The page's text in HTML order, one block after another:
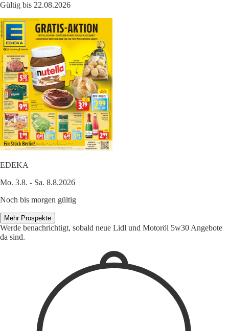
Gültig bis 22.08.2026
EDEKA
Mo. 3.8. - Sa. 8.8.2026
Noch bis morgen gültig
Mehr Prospekte
Werde benachrichtigt, sobald neue Lidl und Motoröl 5w30 Angebote
da sind.